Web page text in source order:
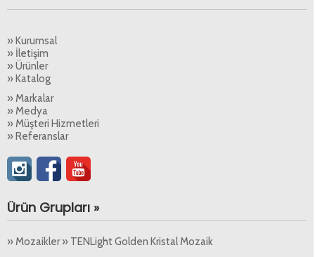
» Kurumsal
» İletişim
» Ürünler
» Katalog
» Markalar
» Medya
» Müşteri Hizmetleri
» Referanslar
Ürün Grupları »
» Mozaikler » TENLight Golden Kristal Mozaik